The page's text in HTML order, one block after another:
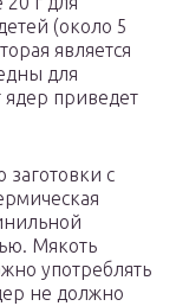
(около 5
является
для
ядер приведет
заготовки с
Мякоть
употреблять
не должно